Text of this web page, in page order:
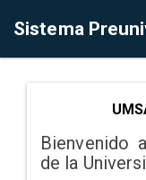
Sistema
Bienvenido
de la